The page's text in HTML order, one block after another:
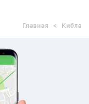
Главная Кибла